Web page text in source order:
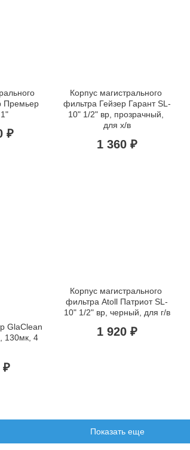
Премьер
₽
Корпус магистрального
фильтра Гейзер Гарант SL-
10" 1/2" вр, прозрачный,
для х/в
1 360 ₽
GlaClean
130мк, 4
₽
Корпус магистрального
фильтра Atoll Патриот SL-
10" 1/2" вр, черный, для г/в
1 920 ₽
Показать еще